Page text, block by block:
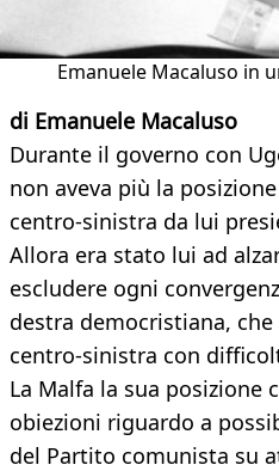
Emanuele Macaluso in
di Emanuele Macaluso
Durante il governo con
non aveva più la
centro-sinistra da lui
Allora era stato lui ad
escludere ogni
destra democristiana,
centro-sinistra con
La Malfa la sua posizione
obiezioni riguardo a
del Partito comunista su